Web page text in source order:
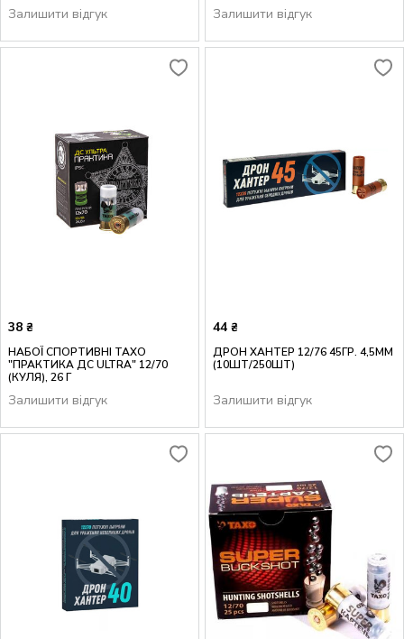
Залишити відгук Залишити відгук
38 ₴
НАБОЇ СПОРТИВНІ ТАХО
"ПРАКТИКА ДС ULTRA" 12/70
(КУЛЯ), 26 Г
Залишити відгук
44 ₴
ДРОН ХАНТЕР 12/76 45ГР. 4,5ММ
(10ШТ/250ШТ)
Залишити відгук